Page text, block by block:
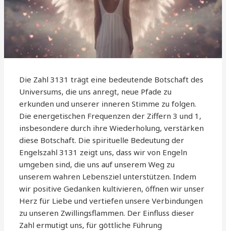
Die Zahl 3131 trägt eine bedeutende Botschaft des
Universums, die uns anregt, neue Pfade zu
erkunden und unserer inneren Stimme zu folgen.
Die energetischen Frequenzen der Ziffern 3 und 1,
insbesondere durch ihre Wiederholung, verstärken
diese Botschaft. Die spirituelle Bedeutung der
Engelszahl 3131 zeigt uns, dass wir von Engeln
umgeben sind, die uns auf unserem Weg zu
unserem wahren Lebensziel unterstützen. Indem
wir positive Gedanken kultivieren, öffnen wir unser
Herz für Liebe und vertiefen unsere Verbindungen
zu unseren Zwillingsflammen. Der Einfluss dieser
Zahl ermutigt uns, für göttliche Führung